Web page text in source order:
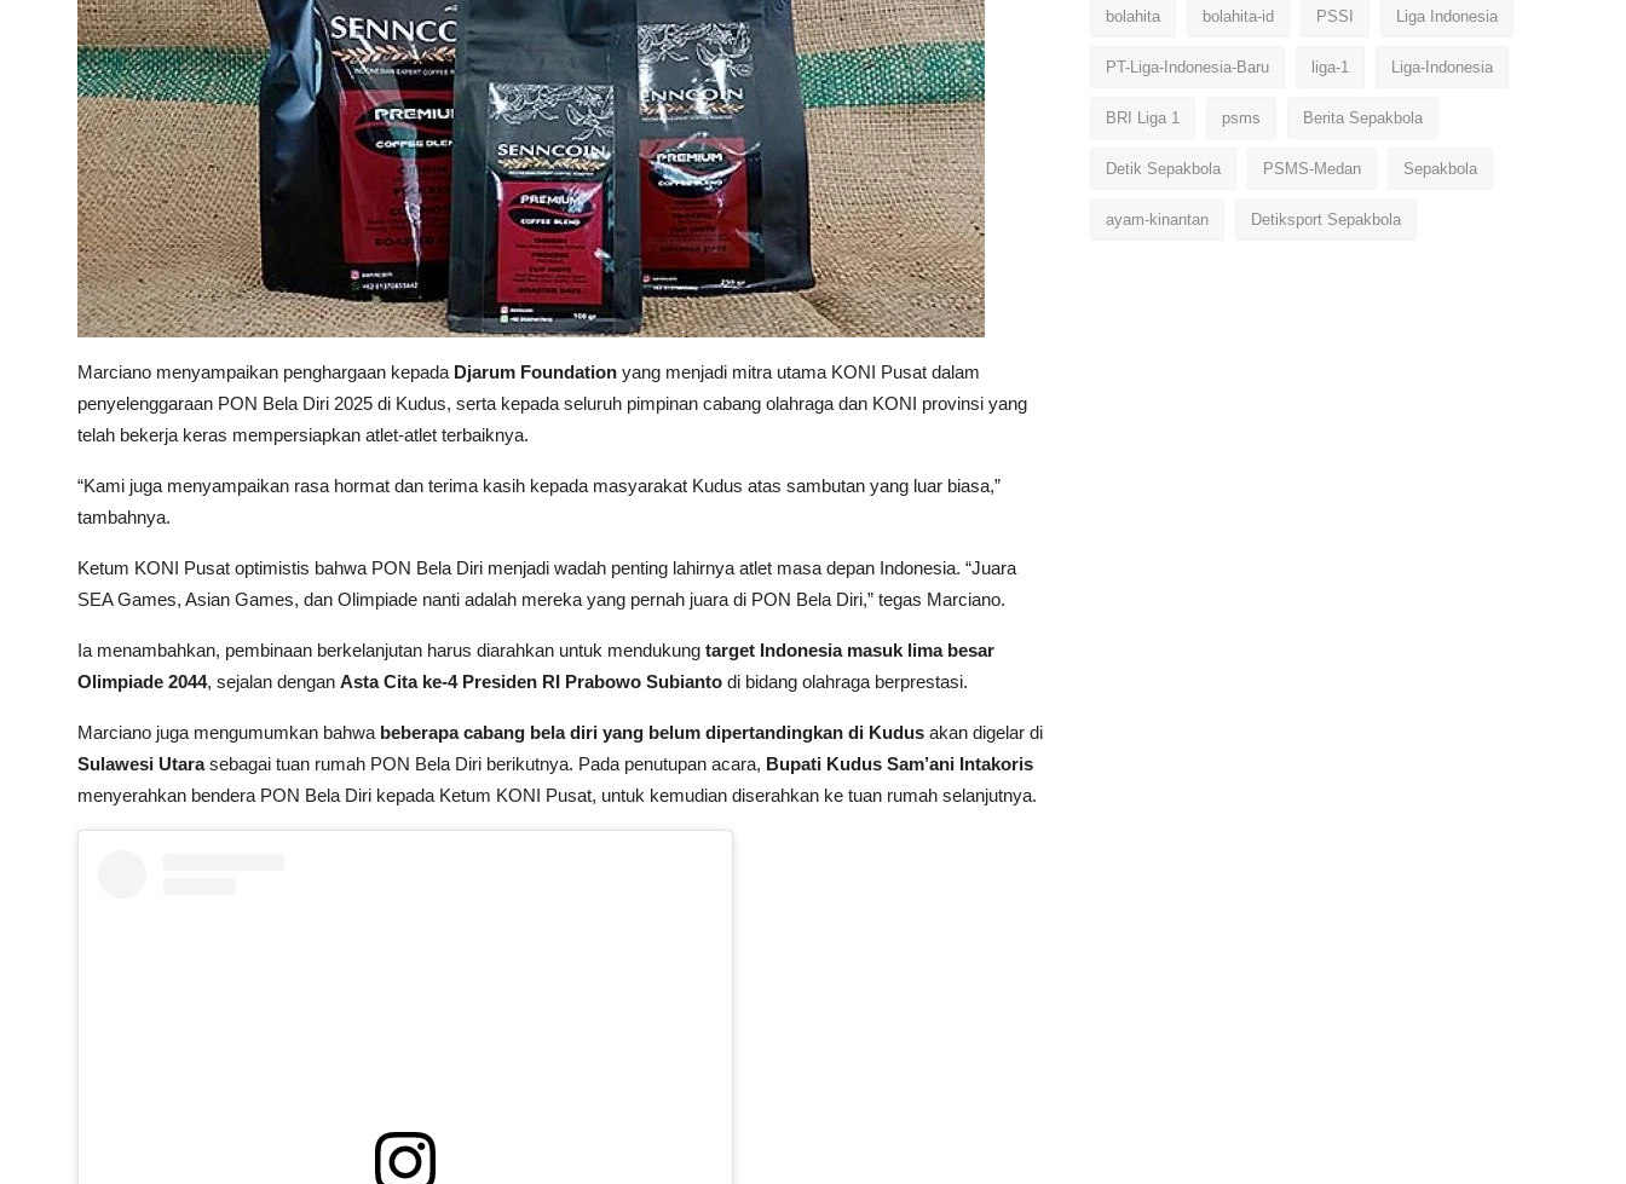
Marciano menyampaikan penghargaan kepada Djarum Foundation yang menjadi mitra utama KONI Pusat dalam
penyelenggaraan PON Bela Diri 2025 di Kudus, serta kepada seluruh pimpinan cabang olahraga dan KONI provinsi yang
telah bekerja keras mempersiapkan atlet-atlet terbaiknya.
“Kami juga menyampaikan rasa hormat dan terima kasih kepada masyarakat Kudus atas sambutan yang luar biasa,”
tambahnya.
Ketum KONI Pusat optimistis bahwa PON Bela Diri menjadi wadah penting lahirnya atlet masa depan Indonesia. “Juara
SEA Games, Asian Games, dan Olimpiade nanti adalah mereka yang pernah juara di PON Bela Diri,” tegas Marciano.
Ia menambahkan, pembinaan berkelanjutan harus diarahkan untuk mendukung target Indonesia masuk lima besar
Olimpiade 2044, sejalan dengan Asta Cita ke-4 Presiden RI Prabowo Subianto di bidang olahraga berprestasi.
Marciano juga mengumumkan bahwa beberapa cabang bela diri yang belum dipertandingkan di Kudus akan digelar di
Sulawesi Utarasebagai tuan rumah PON Bela Diri berikutnya. Pada penutupan acara, Bupati Kudus Sam’ani Intakoris
menyerahkan bendera PON Bela Diri kepada Ketum KONI Pusat, untuk kemudian diserahkan ke tuan rumah selanjutnya.
bolahita bolahita-id PSSI Liga Indonesia
PT-Liga-Indonesia-Baru liga-1 Liga-Indonesia
BRI Liga 1 psms Berita Sepakbola
Detik Sepakbola PSMS-Medan Sepakbola
ayam-kinantan Detiksport Sepakbola